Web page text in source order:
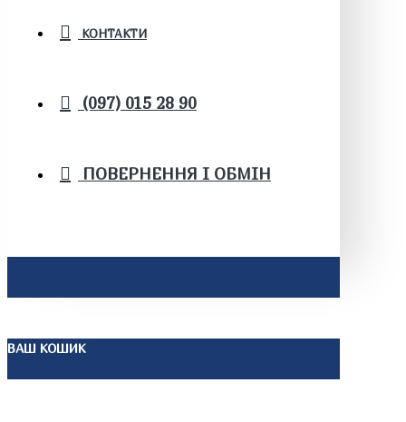
КОНТАКТИ
(097) 015 28 90
ПОВЕРНЕННЯ І ОБМІН
ВАШ КОШИК